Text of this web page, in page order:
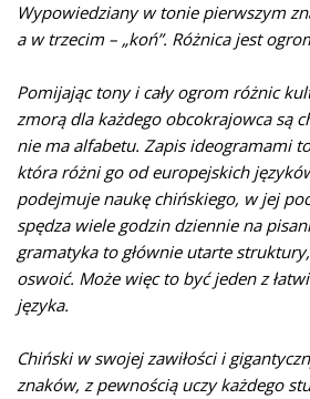
Wypowiedziany w tonie pierwszym
a w trzecim – „koń”. Różnica jest
Pomijając tony i cały ogrom różnic
zmorą dla każdego obcokrajowca są
nie ma alfabetu. Zapis ideogramami
która różni go od europejskich
podejmuje naukę chińskiego, w jej
spędza wiele godzin dziennie na
gramatyka to głównie utarte
oswoić. Może więc to być jeden z
języka.
Chiński w swojej zawiłości i
znaków, z pewnością uczy każdego